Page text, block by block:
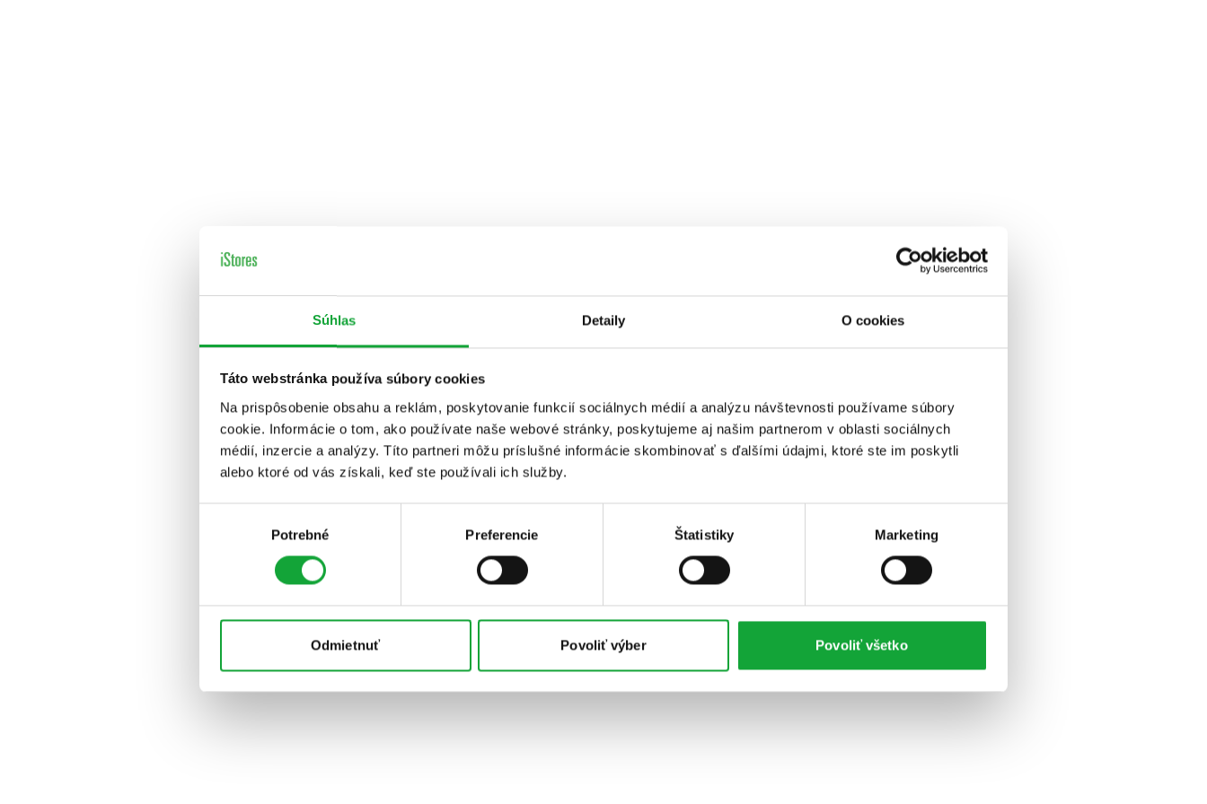
Súhlas Detaily O cookies
Táto webstránka používa súbory cookies
Na prispôsobenie obsahu a reklám, poskytovanie funkcií sociálnych médií a analýzu návštevnosti používame súbory
cookie. Informácie o tom, ako používate naše webové stránky, poskytujeme aj našim partnerom v oblasti sociálnych
médií, inzercie a analýzy. Títo partneri môžu príslušné informácie skombinovať s ďalšími údajmi, ktoré ste im poskytli
alebo ktoré od vás získali, keď ste používali ich služby.
Potrebné Preferencie Štatistiky Marketing
Odmietnuť Povoliť výber Povoliť všetko